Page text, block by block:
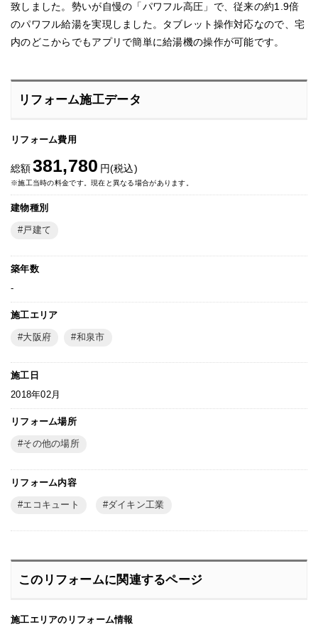
致しました。勢いが自慢の「パワフル高圧」で、従来の約1.9倍
のパワフル給湯を実現しました。タブレット操作対応なので、宅
内のどこからでもアプリで簡単に給湯機の操作が可能です。
リフォーム施工データ
リフォーム費用
総額381,780 円(税込)
※施工当時の料金です。現在と異なる場合があります。
建物種別
戸建て
築年数
-
施工エリア
大阪府 和泉市
施工日
2018年02月
リフォーム場所
その他の場所
リフォーム内容
エコキュート ダイキン工業
このリフォームに関連するページ
施工エリアのリフォーム情報